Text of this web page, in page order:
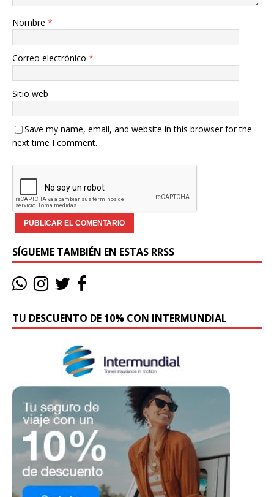
Nombre *
Correo electrónico *
Sitio web
Save my name, email, and website in this browser for the
next time I comment.
SÍGUEME TAMBIÉN EN ESTAS RRSS
TU DESCUENTO DE 10% CON INTERMUNDIAL